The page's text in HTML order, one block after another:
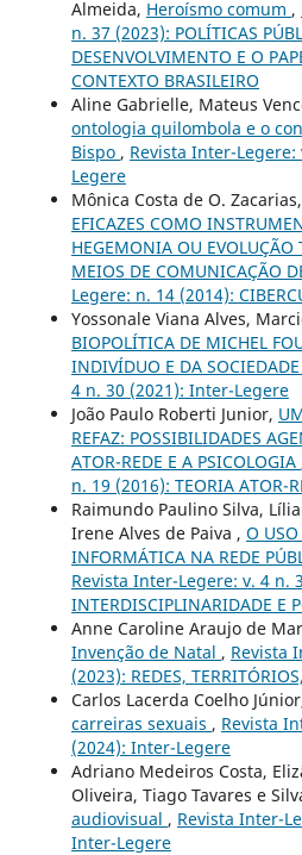
Almeida, Heroísmo comum ,
n. 37 (2023): POLÍTICAS
DESENVOLVIMENTO E O
CONTEXTO BRASILEIRO
Aline Gabrielle, Mateus
ontologia quilombola e o
Bispo , Revista Inter-
Legere
Mônica Costa de O. Zacarias,
EFICAZES COMO
HEGEMONIA OU EVOLUÇÃO
MEIOS DE COMUNICAÇÃO
Legere: n. 14 (2014):
Yossonale Viana Alves,
BIOPOLÍTICA DE MICHEL
INDIVÍDUO E DA SOCIEDADE
4 n. 30 (2021): Inter-Legere
João Paulo Roberti Junior,
REFAZ: POSSIBILIDADES
ATOR-REDE E A PSICOLOGIA
n. 19 (2016): TEORIA ATOR-
Raimundo Paulino Silva,
Irene Alves de Paiva , O
INFORMÁTICA NA REDE
Revista Inter-Legere: v. 4 n.
INTERDISCIPLINARIDADE E
Anne Caroline Araujo de
Invenção de Natal , Revista
(2023): REDES,
Carlos Lacerda Coelho
carreiras sexuais , Revista
(2024): Inter-Legere
Adriano Medeiros Costa,
Oliveira, Tiago Tavares e
audiovisual , Revista Inter-
Inter-Legere